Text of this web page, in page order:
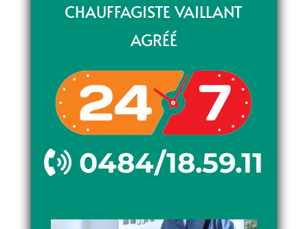
CHAUFFAGISTE VAILLANT
AGRÉÉ
0484/18.59.11